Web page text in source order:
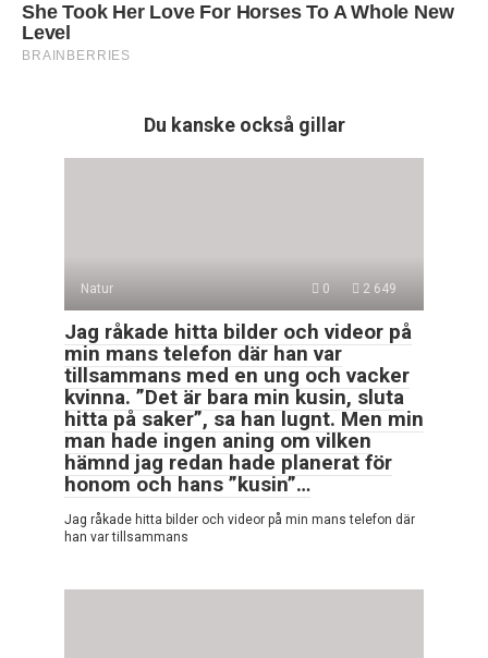
Du kanske också gillar
Natur 0 2 649
Jag råkade hitta bilder och videor på
min mans telefon där han var
tillsammans med en ung och vacker
kvinna. ”Det är bara min kusin, sluta
hitta på saker”, sa han lugnt. Men min
man hade ingen aning om vilken
hämnd jag redan hade planerat för
honom och hans ”kusin”…
Jag råkade hitta bilder och videor på min mans telefon där
han var tillsammans